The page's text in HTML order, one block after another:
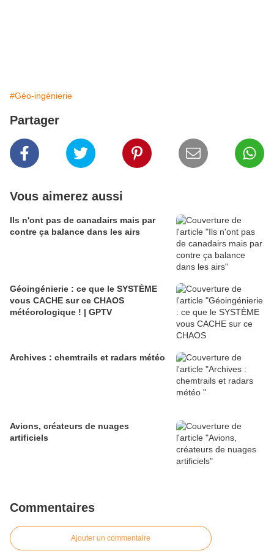
#Géo-ingénierie
Partager
Vous aimerez aussi
Ils n'ont pas de canadairs mais par
contre ça balance dans les airs
Géoingénierie : ce que le SYSTÈME
vous CACHE sur ce CHAOS
météorologique ! | GPTV
Archives : chemtrails et radars météo
Avions, créateurs de nuages
artificiels
Commentaires
Ajouter un commentaire